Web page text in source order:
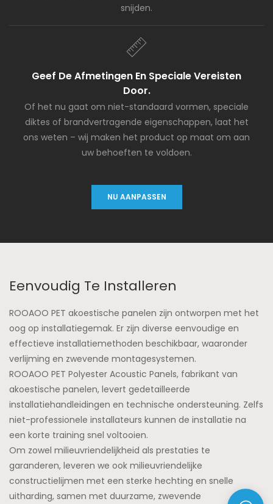
snijden.
Geef De Afmetingen En Speciale Vereisten
Door.
Of het nu gaat om niet-standaard vormen, speciale
diktes of brandvertragende eigenschappen, laat het
ons weten – wij maken het product op maat om aan
uw behoeften te voldoen.
NU AANPASSEN
Eenvoudig Te Installeren
ROOAOO PET akoestische panelen zijn ontworpen met het
oog op installatiegemak. Er zijn diverse eenvoudige en
effectieve installatiemethoden beschikbaar, waaronder
verlijming en zwevende montagesystemen.
ROOAOO PET Polyester Acoustic Panels, fabrikant van
akoestische panelen, levert gedetailleerde
installatiehandleidingen en technische ondersteuning. Zelfs
niet-professionele installateurs kunnen de installatie na
een korte training snel voltooien.
Om zowel milieuvriendelijkheid als prestaties te
garanderen, leveren we ook milieuvriendelijke
constructielijmen met een sterke hechting en snelle
uitharding, samen met duurzame, zwevende